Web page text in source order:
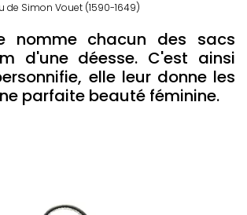
de Simon Vouet (1590-1649)
nomme chacun des sacs
d'une déesse. C'est ainsi
elle leur donne les
parfaite beauté féminine.